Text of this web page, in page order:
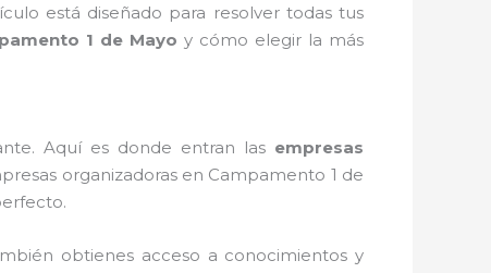
está diseñado para resolver todas tus
1 de Mayo y cómo elegir la más
Aquí es donde entran las empresas
organizadoras en Campamento 1 de
obtienes acceso a conocimientos y